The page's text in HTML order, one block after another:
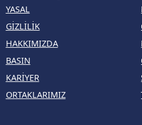
YASAL
GIZLILIK
HAKKIMIZDA
BASIN
KARIYER
ORTAKLARIMIZ